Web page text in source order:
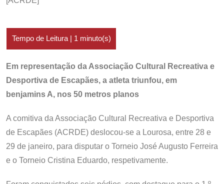
Em representação da Associação Cultural Recreativa e
Desportiva de Escapães, a atleta triunfou, em
benjamins A, nos 50 metros planos
A comitiva da Associação Cultural Recreativa e Desportiva
de Escapães (ACRDE) deslocou-se a Lourosa, entre 28 e
29 de janeiro, para disputar o Torneio José Augusto Ferreira
e o Torneio Cristina Eduardo, respetivamente.